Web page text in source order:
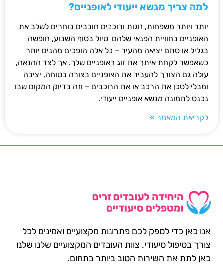
למה צריך מנשא ייעודי לאופניים?
יותר ויותר משפחות, זוגות ורוכבים חובבים בוחרים לשלב את
האופניים בחוויית הפנאי שלהם. טיול בסוף השבוע, חופשה
בגליל או סתם יציאה מהעיר – כל אלה הופכים מהנים יותר
כשאפשר לקחת איתך את זוג האופניים שלך. אך לצד ההנאה,
עולה גם הצורך להעביר את האופניים בצורה בטוחה, יציבה
ומבלי לסכן את הרכב או את הרוכבים – וזה בדיוק המקום שבו
נכנס לתמונה מנשא אופניים ייעודי.
לקריאת המאמר »
אנו כאן כדי לספק לכם פתרונות מקצועיים ואמינים לכל
צורך בטיפול סיעודי. צוות העובדים המקצועיים שלנו שלנו
כאן לתת את השירות הטוב ביותר בתחום.